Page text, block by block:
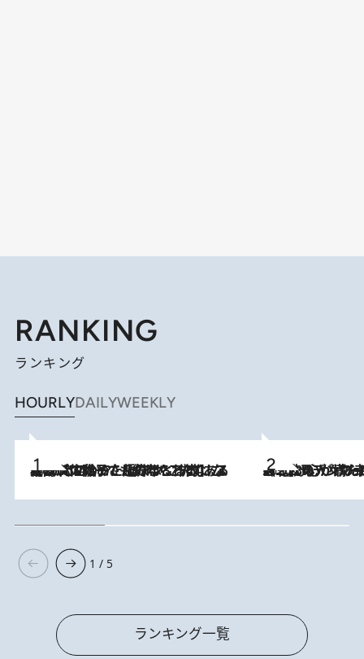
RANKING
ランキング
HOURLYDAILYWEEKLY
2026.8.5
【阿川佐和子さんの年とる力】なぜ70代で始めた趣味は“こんなに楽しい”のか？ ピアノ、俳句…スランプに陥っても続けられる“ある秘訣”とは 2026.8.8
《北欧の人々の幸福度が高いのは…》元デンマーク親善大使が出会った“心が満たされる暮らし”「いいかげんにヒュッゲしなさい！」
1 / 5
ランキング一覧